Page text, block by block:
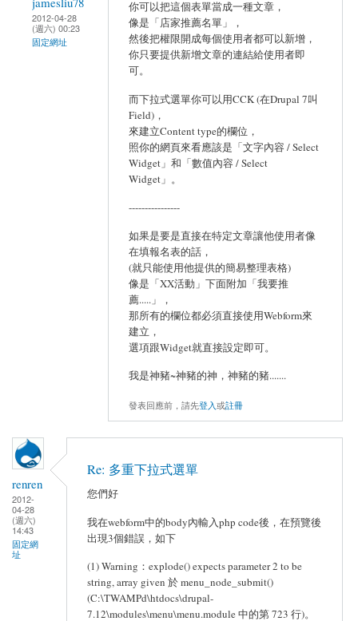
2012-04-28
(週六) 00:23
固定網址
你可以把這個表單當成一種文章，
像是「店家推薦名單」，
然後把權限開成每個使用者都可以新增，
你只要提供新增文章的連結給使用者即
可。
而下拉式選單你可以用CCK (在Drupal 7叫
Field)，
來建立Content type的欄位，
照你的網頁來看應該是「文字內容 / Select
Widget」和「數值內容 / Select
Widget」。
----------------
如果是要是直接在特定文章讓他使用者像
在填報名表的話，
(就只能使用他提供的簡易整理表格)
像是「XX活動」下面附加「我要推
薦.....」，
那所有的欄位都必須直接使用Webform來
建立，
選項跟Widget就直接設定即可。
我是神豬~神豬的神，神豬的豬.......
發表回應前，請先登入或註冊
renren
2012-
04-28
(週六)
14:43
固定網
址
Re: 多重下拉式選單
您們好
我在webform中的body內輸入php code後，在預覽後
出現3個錯誤，如下
(1) Warning：explode() expects parameter 2 to be
string, array given 於 menu_node_submit()
(C:\TWAMPd\htdocs\drupal-
7.12\modules\menu\menu.module 中的第 723 行)。